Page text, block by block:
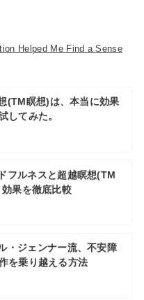
Helped Me Find a Sense
(TM瞑想)は、本当に効果
てみた。
フルネスと超越瞑想(TM
果を徹底比較
・ジェンナー流、不安障
を乗り越える方法